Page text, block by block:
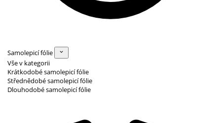
Samolepicí fólie
Vše v kategorii
Krátkodobé samolepicí fólie
Střednědobé samolepicí fólie
Dlouhodobé samolepicí fólie